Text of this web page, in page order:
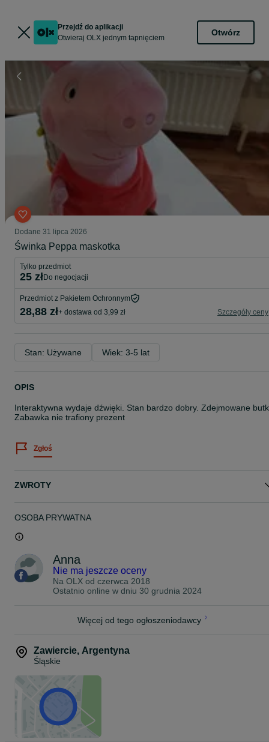
Przejdź do aplikacji
Otwieraj OLX jednym tapnięciem
Otwórz
Dodane 31 lipca 2026
Świnka Peppa maskotka
Tylko przedmiot
25 zł do negocjacji
Przedmiot z Pakietem Ochronnym
28,88 zł+ dostawa od 3,99 zł Szczegóły ceny
Stan: Używane Wiek: 3-5 lat
OPIS
Interaktywna wydaje dźwięki. Stan bardzo dobry. Zdejmowane
Zabawka nie trafiony prezent
Zgłoś
ZWROTY
OSOBA PRYWATNA
Anna
Nie ma jeszcze oceny
Na OLX od czerwca 2018
Ostatnio online w dniu 30 grudnia 2024
Więcej od tego ogłoszeniodawcy
Zawiercie, Argentyna
Śląskie